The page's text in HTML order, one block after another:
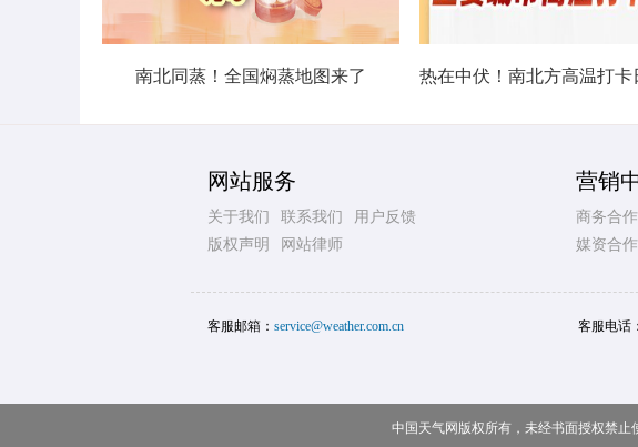
南北同蒸！全国焖蒸地图来了
网站服务
关于我们 联系我们
用户反馈
版权声明
网站律师
营销
商务合作
媒资合作
客服邮箱： service@weather.com.cn 客服电话：
中国天气网版权所有，未经书面授权禁